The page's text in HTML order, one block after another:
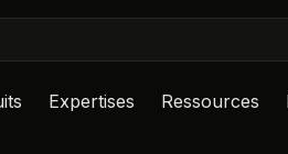
Expertises Ressources